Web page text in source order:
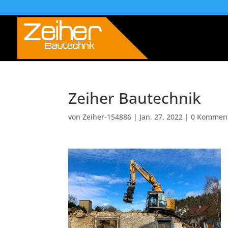
Zeiher Bautechnik
vonZeiher-154886 | Jan. 27, 2022 |0